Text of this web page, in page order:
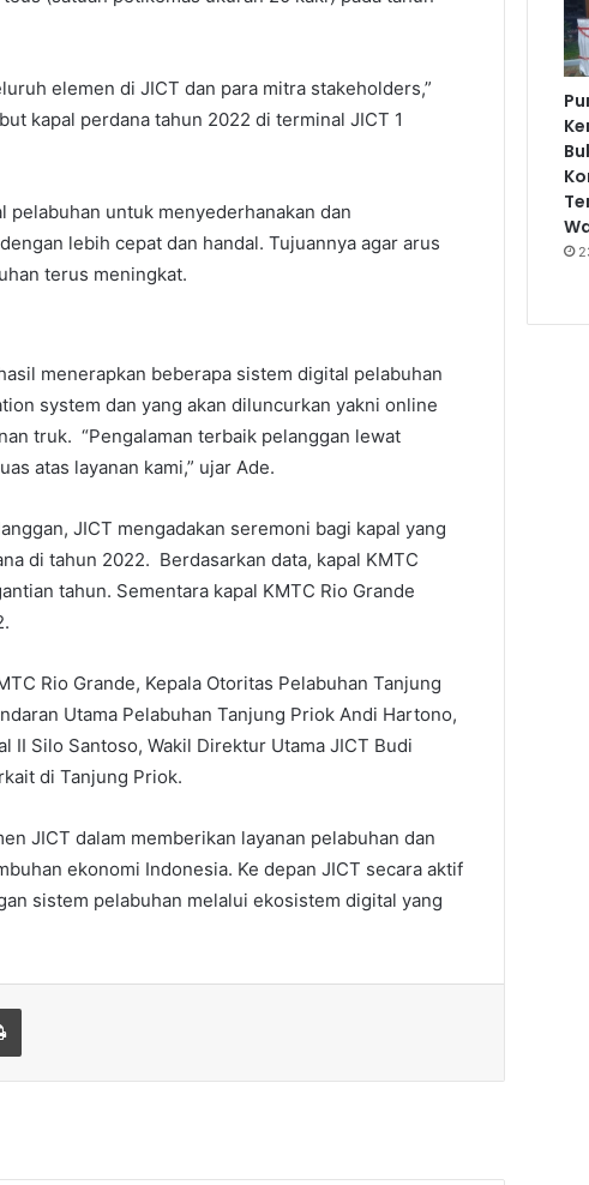
elemen di JICT dan para mitra stakeholders,”
kapal perdana tahun 2022 di terminal JICT 1
untuk menyederhanakan dan
lebih cepat dan handal. Tujuannya agar arus
terus meningkat.
menerapkan beberapa sistem digital pelabuhan
system dan yang akan diluncurkan yakni online
truk. “Pengalaman terbaik pelanggan lewat
atas layanan kami,” ujar Ade.
JICT mengadakan seremoni bagi kapal yang
di tahun 2022. Berdasarkan data, kapal KMTC
tahun. Sementara kapal KMTC Rio Grande
Rio Grande, Kepala Otoritas Pelabuhan Tanjung
Utama Pelabuhan Tanjung Priok Andi Hartono,
II Silo Santoso, Wakil Direktur Utama JICT Budi
di Tanjung Priok.
JICT dalam memberikan layanan pelabuhan dan
ekonomi Indonesia. Ke depan JICT secara aktif
sistem pelabuhan melalui ekosistem digital yang